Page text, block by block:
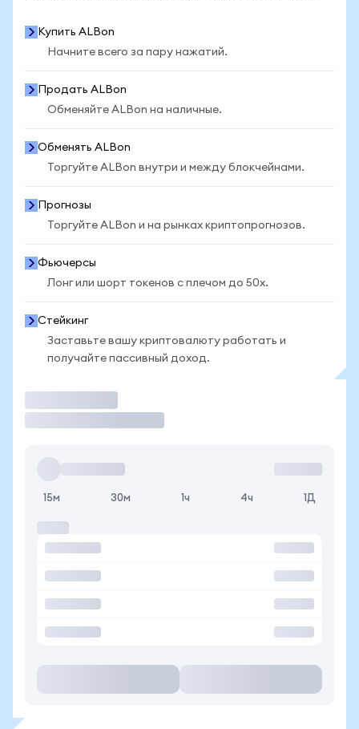
Купить ALBon
Начните всего за пару нажатий.
Продать ALBon
Обменяйте ALBon на наличные.
Обменять ALBon
Торгуйте ALBon внутри и между блокчейнами.
Прогнозы
Торгуйте ALBon и на рынках криптопрогнозов.
Фьючерсы
Лонг или шорт токенов с плечом до 50x.
Стейкинг
Заставьте вашу криптовалюту работать и
получайте пассивный доход.
15м 30м 1ч 4ч 1Д